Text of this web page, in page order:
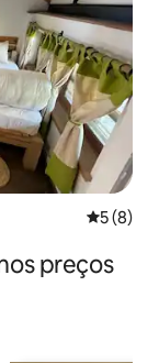
5 de
5 (8)
preços